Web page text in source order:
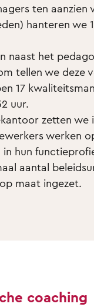
ten aanzien
hanteren we
naast het
tellen we deze
17
uur.
zetten we
werken
in hun
aantal
maat ingezet.
coaching